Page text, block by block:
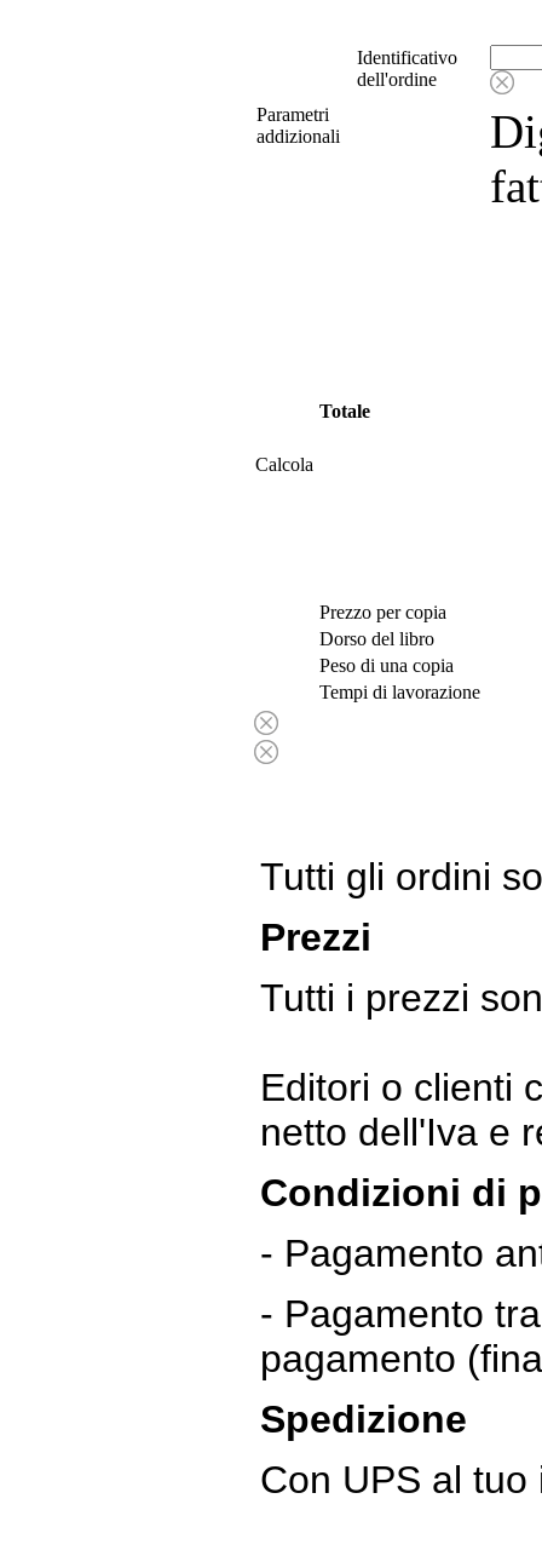
Parametri
addizionali
Identificativo
dell'ordine
Calcola
Totale
Prezzo per copia
Dorso del libro
Peso di una copia
Tempi di lavorazione
Tutti gli ordini
Prezzi
Tutti i prezzi
Editori o clienti
netto dell'Iva e
Condizioni di
- Pagamento
- Pagamento
pagamento
Spedizione
Con UPS al